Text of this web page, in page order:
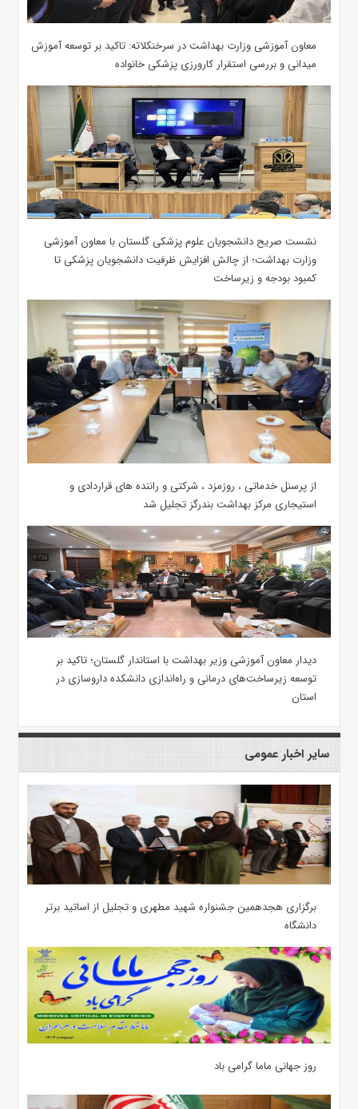
معاون آموزشی وزارت بهداشت در سرخنکلاته: تاکید بر توسعه آموزش
میدانی و بررسی استقرار کارورزی پزشکی ‌خانواده
نشست صریح دانشجویان علوم پزشکی گلستان با معاون آموزشی
وزارت بهداشت؛ از چالش افزایش ظرفیت دانشجویان ‌پزشکی تا
کمبود بودجه و زیرساخت
از پرسنل خدماتی ، روزمزد ، شرکتی و راننده های قراردادی و
استیجاری مرکز بهداشت بندرگز تجلیل شد
دیدار معاون آموزشی وزیر بهداشت با استاندار گلستان؛ تاکید بر
توسعه زیرساخت‌های درمانی و راه‌اندازی دانشکده داروسازی در
استان
سایر اخبار عمومی
برگزاری هجدهمین جشنواره شهید مطهری و تجلیل از اساتید برتر
دانشگاه
روز جهانی ماما گرامی باد